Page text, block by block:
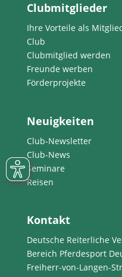
Clubmitglieder
Ihre Vorteile als
Club
Clubmitglied werden
Freunde werben
Förderprojekte
Neuigkeiten
Club-Newsletter
Club-News
Seminare
Reisen
Kontakt
Deutsche Reiterliche
Bereich Pferdesport
Freiherr-von-Langen-